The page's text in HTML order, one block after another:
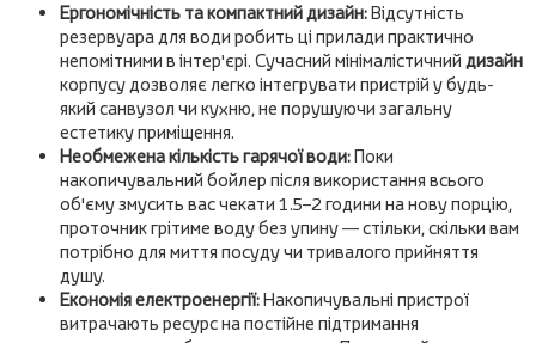
Ергономічність та компактний дизайн:Відсутність
резервуара для води робить ці прилади практично
непомітними в інтер'єрі. Сучасний мінімалістичний дизайн
корпусу дозволяє легко інтегрувати пристрій у будь-
який санвузол чи кухню, не порушуючи загальну
естетику приміщення.
Необмежена кількість гарячої води:Поки
накопичувальний бойлер після використання всього
об'єму змусить вас чекати 1.5–2 години на нову порцію,
проточник грітиме воду без упину — стільки, скільки вам
потрібно для миття посуду чи тривалого прийняття
душу.
Економія електроенергії:Накопичувальні пристрої
витрачають ресурс на постійне підтримання